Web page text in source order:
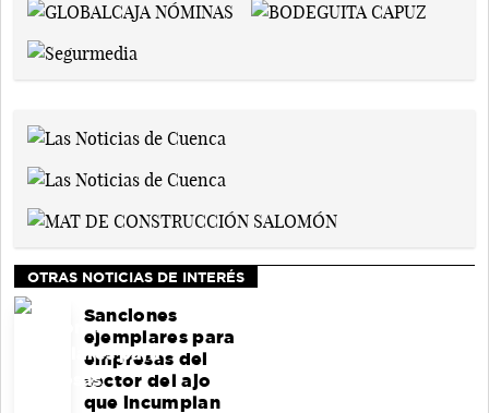
OTRAS NOTICIAS DE INTERÉS
Sanciones
ejemplares para
empresas del
sector del ajo
que incumplan